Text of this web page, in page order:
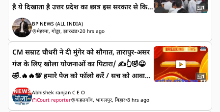
है ये दिखाता है उत्तर प्रदेश का छात्र इस सरकार से कित
ना गुस्से में है
1
BP NEWS (ALL INDIA)
मेहरमा, गोड्डा, झारखंड•20 hrs ago
CM सम्राट चौधरी ने दी मुंगेर को सौगात, तारापुर-असर
गंज के लिए खोला योजनाओं का पिटारा/ ✍️👆🤣😀
🤣.🔥🔥💯 हमारे पेज को फॉलो करें / सच को आवाज
1
Abhishek ranjan C E O
Court reporter
कहलगाँव, भागलपुर, बिहार•8 hrs ago